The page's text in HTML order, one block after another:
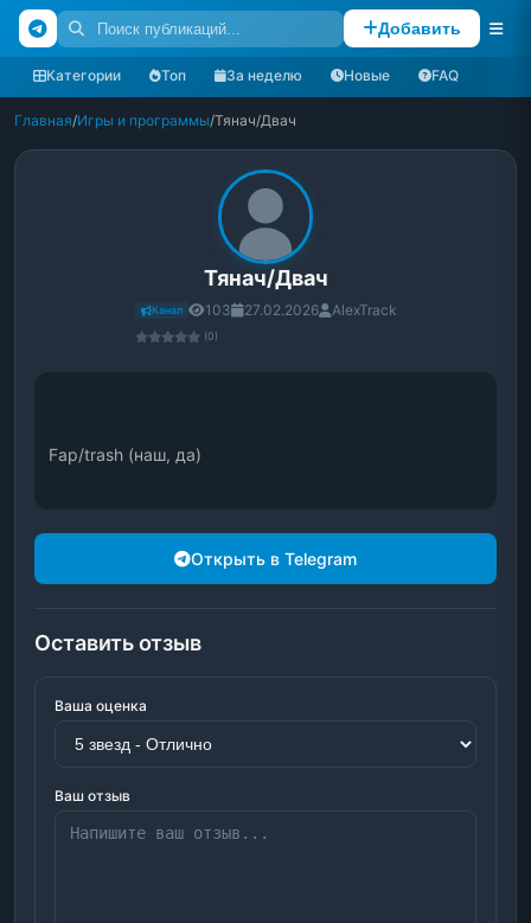
Добавить
Категории Топ За неделю Новые FAQ
Главная/Игры и программы/Тянач/Двач
Тянач/Двач
Канал 103 27.02.2026 AlexTrack
(0)
Fap/trash (наш, да)
Открыть в Telegram
Оставить отзыв
Ваша оценка
Ваш отзыв